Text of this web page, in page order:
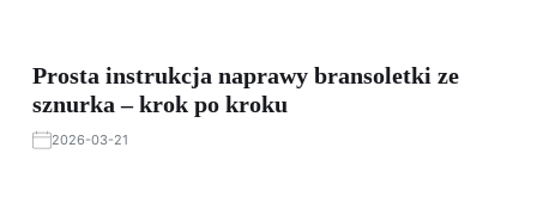
Prosta instrukcja naprawy bransoletki ze
sznurka – krok po kroku
2026-03-21